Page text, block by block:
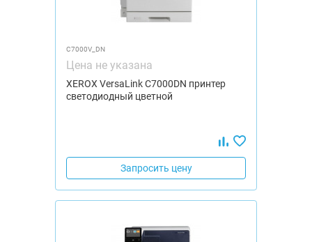
C7000V_DN
Цена не указана
XEROX VersaLink C7000DN принтер
светодиодный цветной
Запросить цену